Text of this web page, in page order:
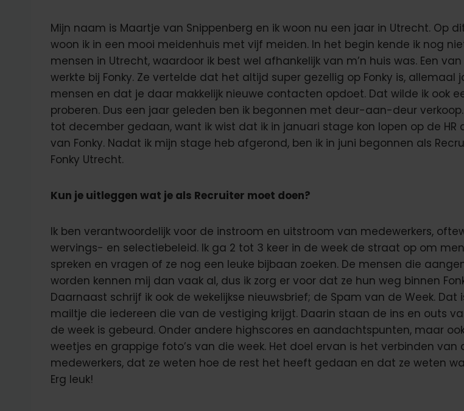
Mijn naam is Maartje van Snippenberg en ik woon nu een jaar in Utrecht. Op
woon ik in een mooi meidenhuis met vijf meiden. In het begin kende ik nog
mensen in Utrecht, waardoor ik best wel afhankelijk van m’n huis was. Een
werkte bij Fonky. Ze vertelde dat het altijd super gezellig op Fonky is, allemaal
mensen en dat je daar makkelijk nieuwe contacten opdoet. Dat wilde ik ook
proberen. Dus een jaar geleden ben ik begonnen met deur-aan-deur
tot december gedaan, want ik wist dat ik in januari stage kon lopen op de HR
van Fonky. Nadat ik mijn stage heb afgerond, ben ik in juni begonnen als
Fonky Utrecht.
Kun je uitleggen wat je als Recruiter moet doen?
Ik ben verantwoordelijk voor de instroom en uitstroom van medewerkers,
wervings- en selectiebeleid. Ik ga 2 tot 3 keer in de week de straat op om
spreken en vragen of ze nog een leuke bijbaan zoeken. De mensen die
worden kennen mij dan vaak al, dus ik zorg er voor dat ze hun weg binnen
Daarnaast schrijf ik ook de wekelijkse nieuwsbrief; de Spam van de Week. Dat
mailtje die iedereen die van de vestiging krijgt. Daarin staan de ins en outs
de week is gebeurd. Onder andere highscores en aandachtspunten, maar
weetjes en grappige foto’s van die week. Het doel ervan is het verbinden van
medewerkers, dat ze weten hoe de rest het heeft gedaan en dat ze weten
Erg leuk!